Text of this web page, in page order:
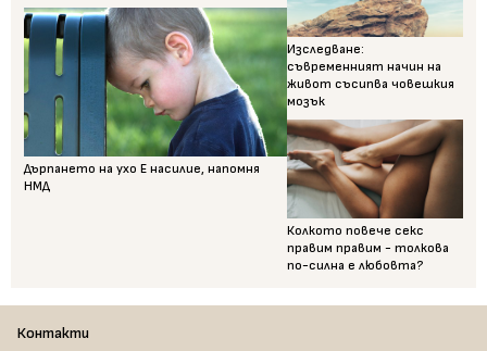
Дърпането на ухо Е насилие, напомня
НМД
Изследване:
съвременният начин на
живот съсипва човешкия
мозък
Колкото повече секс
правим правим - толкова
по-силна е любовта?
Контакти